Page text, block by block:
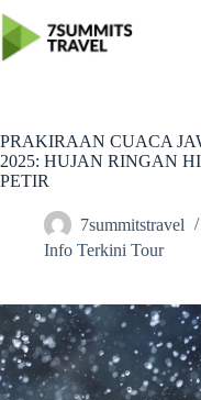
to
content
PRAKIRAAN CUACA
2025: HUJAN RINGAN
PETIR
7summitstravel
Info Terkini Tour